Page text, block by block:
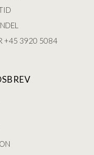
+45 3920 5084